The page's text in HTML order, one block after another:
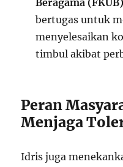
Beragama (FKUB)
bertugas untuk
menyelesaikan
timbul akibat
Peran
Menjaga
Idris juga